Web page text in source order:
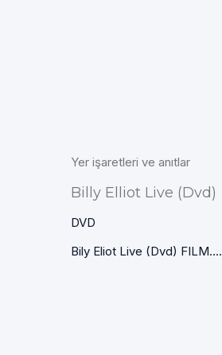
Yer işaretleri ve anıtlar
Billy Elliot Live (Dvd)
DVD
Bily Eliot Live (Dvd) FILM....